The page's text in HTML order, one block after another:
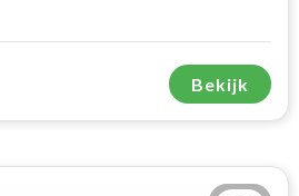
Bekijk